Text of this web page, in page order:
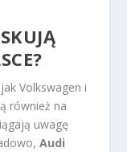
Volkswagen i
również na
uwagę
Audi